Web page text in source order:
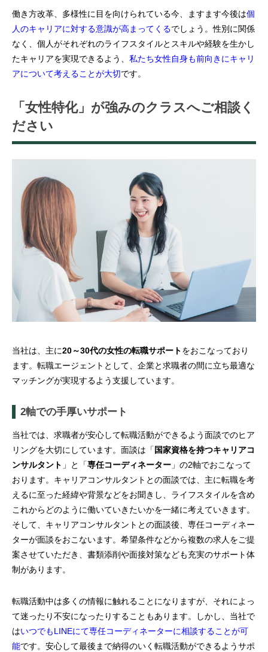
働き方改革、多様性に目を向けられている今、ますます今後は個
人のキャリアに対する意識が高まってくるでしょう。性別に関係
なく、個人がそれぞれのライフスタイルとスキルや経験を生かし
たキャリアを実現できるよう、 私たち女性自身も前向きにキャリ
アについて考えることが大切です。
「女性特化」が強みのクラスへご相談く
ださい
当社は、主に20～30代の女性の転職サポートをおこなっており
ます。転職エージェントとして、企業と求職者の間に立ち最適な
マッチングが実現するよう支援しています。
2軸での手厚いサポート
当社では、求職者が安心して転職活動ができるよう面談でのヒア
リングを大切にしています。面談は「 国家資格を持つキャリアコ
ンサルタント 」と「専任コーディネーター 」の2軸でおこなって
おります。キャリアコンサルタントとの面談では、主に転職を考
えるに至った経緯や背景などをお聞きし、ライフスタイルを含め
これからどのように働いていきたいかを一緒に考えていきます。
そして、キャリアコンサルタントとの面談後、専任コーディネー
ターが面談をおこないます。希望条件などから複数の求人をご提
案させていただき、書類添削や面接対策なども充実のサポート体
制があります。
転職活動中は多くの情報に触れることになりますが、それによっ
て迷ったり不安になったりすることもあります。しかし、当社で
はいつでもLINEにて専任コーディネーターに相談することが可
能です。安心して最後まで納得のいく転職活動ができるようサポ